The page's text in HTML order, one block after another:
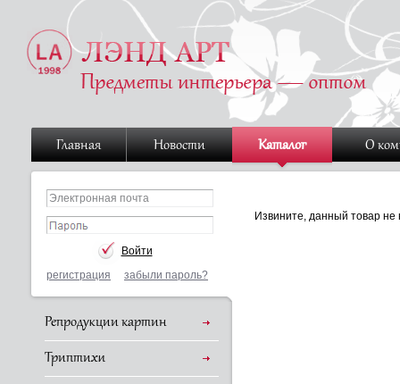
Главная Новости Каталог О
регистрация забыли пароль?
Репродукции картин
Триптихи
Извините, данный товар не